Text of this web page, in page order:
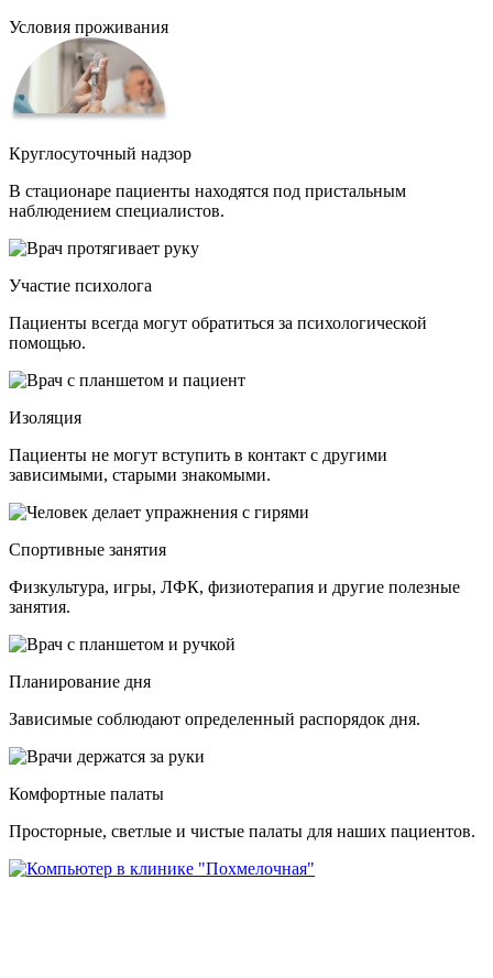
Условия проживания
Круглосуточный надзор
В стационаре пациенты находятся под пристальным
наблюдением специалистов.
Участие психолога
Пациенты всегда могут обратиться за психологической
помощью.
Изоляция
Пациенты не могут вступить в контакт с другими
зависимыми, старыми знакомыми.
Спортивные занятия
Физкультура, игры, ЛФК, физиотерапия и другие полезные
занятия.
Планирование дня
Зависимые соблюдают определенный распорядок дня.
Комфортные палаты
Просторные, светлые и чистые палаты для наших пациентов.